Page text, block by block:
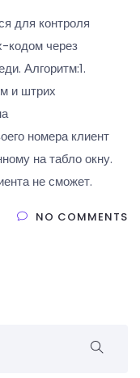
для контроля
кодом через
Алгоритм:1.
и штрих
номера клиент
на табло окну.
не сможет.
NO COMMENTS